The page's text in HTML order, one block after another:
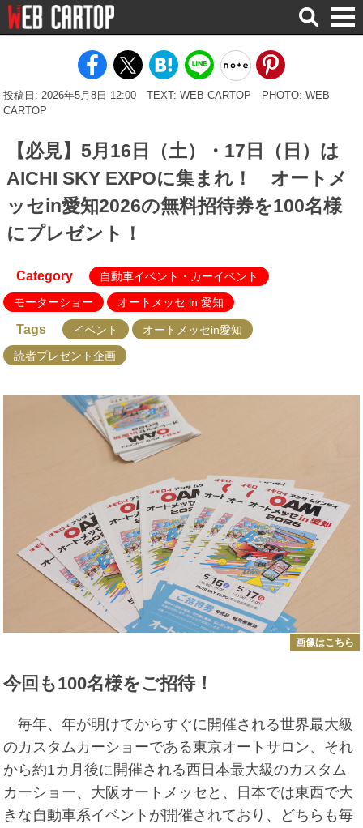
検
索
投稿日: 2026年5月8日 12:00 TEXT: WEB CARTOP
PHOTO: WEB
CARTOP
【必見】5月16日（土）・17日（日）は
AICHI SKY EXPOに集まれ！ オートメ
ッセin愛知2026の無料招待券を100名様
にプレゼント！
Category
自動車イベント・カーイベント
モーターショー
オートメッセ in 愛知
Tags イベント
オートメッセin愛知
読者プレゼント企画
画像はこちら
今回も100名様をご招待！
毎年、年が明けてからすぐに開催される世界最大級
のカスタムカーショーである東京オートサロン、それ
から約1カ月後に開催される西日本最大級のカスタム
カーショー、大阪オートメッセと、日本では東西で大
きな自動車系イベントが開催されており、どちらも毎